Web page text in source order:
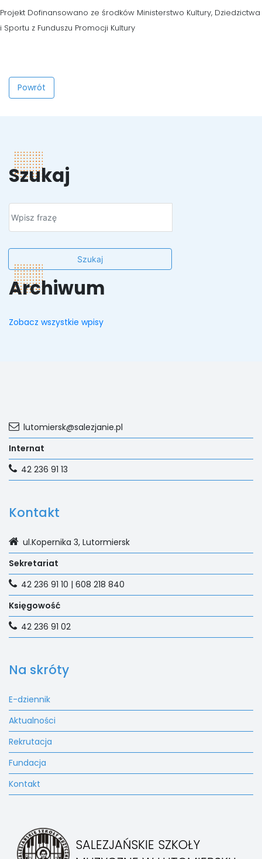
Projekt Dofinansowano ze środków Ministerstwo Kultury,
i Sportu z Funduszu Promocji Kultury
Powrót
Szukaj
Archiwum
Zobacz wszystkie wpisy
SALEZJAŃSKIE SZKOŁY
Na skróty
E-dziennik
Aktualności
Rekrutacja
Fundacja
Kontakt
Kontakt
ul.Kopernika 3, Lutormiersk
Sekretariat
42 236 91 10 | 608 218 840
Księgowość
42 236 91 02
lutomiersk@salezjanie.pl
Internat
42 236 91 13